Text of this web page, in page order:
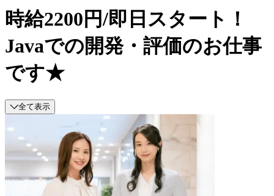
時給2200円/即日スタート！
Javaでの開発・評価のお仕事
です★
全て表示